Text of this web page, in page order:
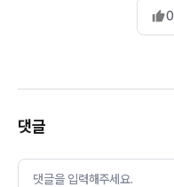
0
댓글
댓글을 입력해주세요.